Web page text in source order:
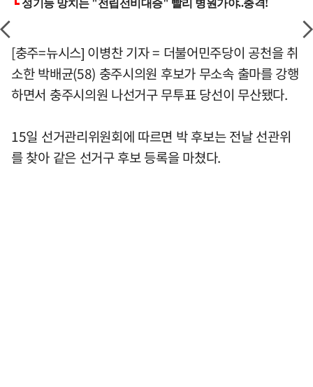
[충주=뉴시스] 이병찬 기자 = 더불어민주당이 공천을 취
소한 박배균(58) 충주시의원 후보가 무소속 출마를 강행
하면서 충주시의원 나선거구 무투표 당선이 무산됐다.
15일 선거관리위원회에 따르면 박 후보는 전날 선관위
를 찾아 같은 선거구 후보 등록을 마쳤다.